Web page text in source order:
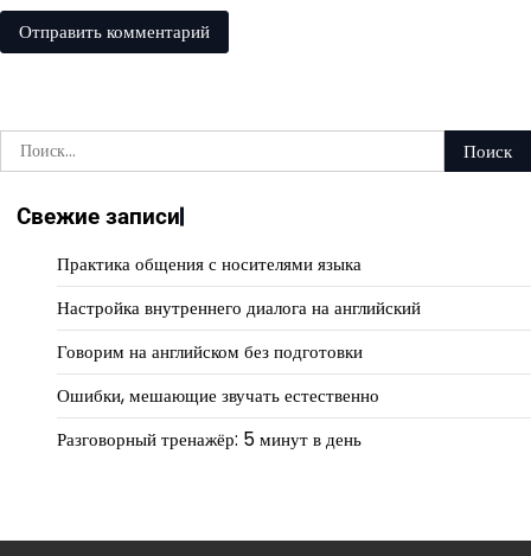
Найти:
Свежие записи
Практика общения с носителями языка
Настройка внутреннего диалога на английский
Говорим на английском без подготовки
Ошибки, мешающие звучать естественно
Разговорный тренажёр: 5 минут в день